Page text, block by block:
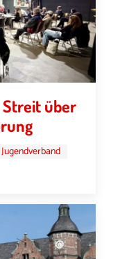
über
Jugendverband